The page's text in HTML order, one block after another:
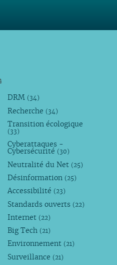
DRM (34)
Recherche (34)
Transition écologique
(33)
Cyberattaques -
Cybersécurité (30)
Neutralité du Net (25)
Désinformation (25)
Accessibilité (23)
Standards ouverts (22)
Internet (22)
Big Tech (21)
Environnement (21)
Surveillance (21)